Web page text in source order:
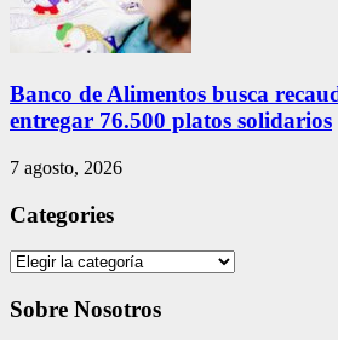
Banco de Alimentos busca
entregar 76.500 platos solidarios
7 agosto, 2026
Categories
Categories
Sobre Nosotros